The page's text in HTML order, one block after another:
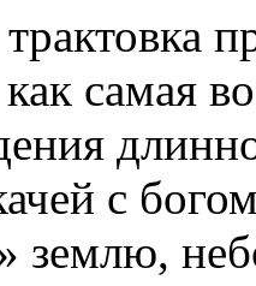
самая
с
землю,